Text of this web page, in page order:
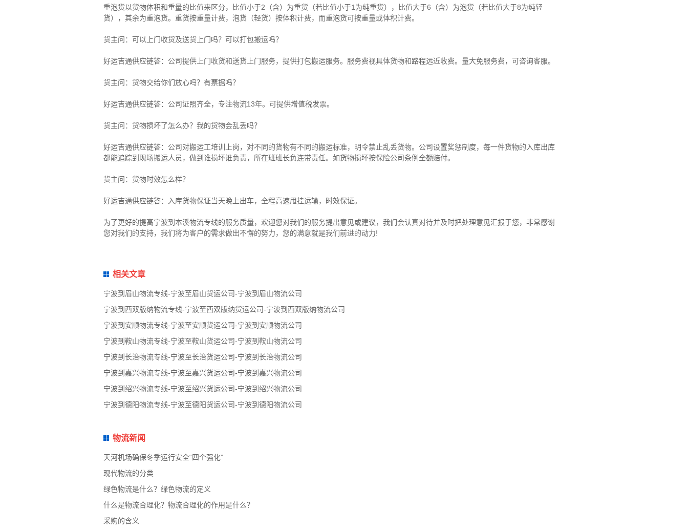
重泡货以货物体积和重量的比值来区分，比值小于2（含）为重货（若比值小于1为纯重货），比值大于6（含）为泡货（若比值大于8为纯轻
货），其余为重泡货。重货按重量计费，泡货（轻货）按体积计费，而重泡货可按重量或体积计费。
货主问：可以上门收货及送货上门吗？可以打包搬运吗？
好运吉通供应链答：公司提供上门收货和送货上门服务，提供打包搬运服务。服务费视具体货物和路程远近收费。量大免服务费，可咨询客服。
货主问：货物交给你们放心吗？有票据吗？
好运吉通供应链答：公司证照齐全，专注物流13年。可提供增值税发票。
货主问：货物损坏了怎么办？我的货物会乱丢吗？
好运吉通供应链答：公司对搬运工培训上岗，对不同的货物有不同的搬运标准，明令禁止乱丢货物。公司设置奖惩制度，每一件货物的入库出库
都能追踪到现场搬运人员，做到谁损坏谁负责，所在班班长负连带责任。如货物损坏按保险公司条例全额赔付。
货主问：货物时效怎么样？
好运吉通供应链答：入库货物保证当天晚上出车，全程高速甩挂运输，时效保证。
为了更好的提高宁波到本溪物流专线的服务质量，欢迎您对我们的服务提出意见或建议，我们会认真对待并及时把处理意见汇报于您，非常感谢
您对我们的支持，我们将为客户的需求做出不懈的努力，您的满意就是我们前进的动力!
相关文章
宁波到眉山物流专线-宁波至眉山货运公司-宁波到眉山物流公司
宁波到西双版纳物流专线-宁波至西双版纳货运公司-宁波到西双版纳物流公司
宁波到安顺物流专线-宁波至安顺货运公司-宁波到安顺物流公司
宁波到鞍山物流专线-宁波至鞍山货运公司-宁波到鞍山物流公司
宁波到长治物流专线-宁波至长治货运公司-宁波到长治物流公司
宁波到嘉兴物流专线-宁波至嘉兴货运公司-宁波到嘉兴物流公司
宁波到绍兴物流专线-宁波至绍兴货运公司-宁波到绍兴物流公司
宁波到德阳物流专线-宁波至德阳货运公司-宁波到德阳物流公司
物流新闻
天河机场确保冬季运行安全“四个强化”
现代物流的分类
绿色物流是什么？绿色物流的定义
什么是物流合理化？物流合理化的作用是什么？
采购的含义